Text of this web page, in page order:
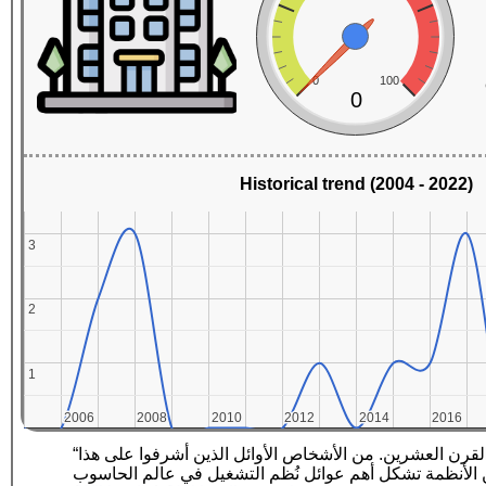
0 100
0
Historical trend (2004 - 2022)
2006
2006 2008
2008 2010
2010 2012
2012 2014
2014 2016
2016
11
2
2
3
3
“يونكس ‏ أو هو عائلة من نظم التشغيل للحواسيب بدأ بكتابته وتطويره موظّفو شركة إي تي أند تي في في سبعينات القرن العشرين. من الأشخاص الأوائل الذين أشرفوا على هذا